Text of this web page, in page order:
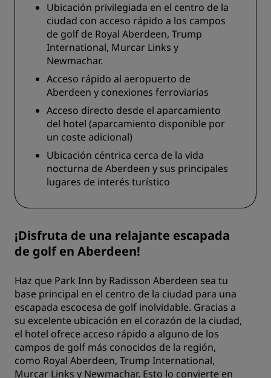
¡Disfruta de una relajante escapada
de golf en Aberdeen!
Haz que Park Inn by Radisson Aberdeen sea tu
base principal en el centro de la ciudad para una
escapada escocesa de golf inolvidable. Gracias a
su excelente ubicación en el corazón de la ciudad,
el hotel ofrece acceso rápido a alguno de los
campos de golf más conocidos de la región,
como Royal Aberdeen, Trump International,
Murcar Links y Newmachar. Esto lo convierte en
Ubicación privilegiada en el centro de la
ciudad con acceso rápido a los campos
de golf de Royal Aberdeen, Trump
International, Murcar Links y
Newmachar.
Acceso rápido al aeropuerto de
Aberdeen y conexiones ferroviarias
Acceso directo desde el aparcamiento
del hotel (aparcamiento disponible por
un coste adicional)
Ubicación céntrica cerca de la vida
nocturna de Aberdeen y sus principales
lugares de interés turístico